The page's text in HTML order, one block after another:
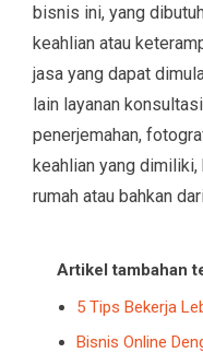
bisnis ini, yang
keahlian atau
jasa yang dapat
lain layanan
penerjemahan,
keahlian yang
rumah atau bahkan
Artikel tambahan
5 Tips Bekerja
Bisnis Online